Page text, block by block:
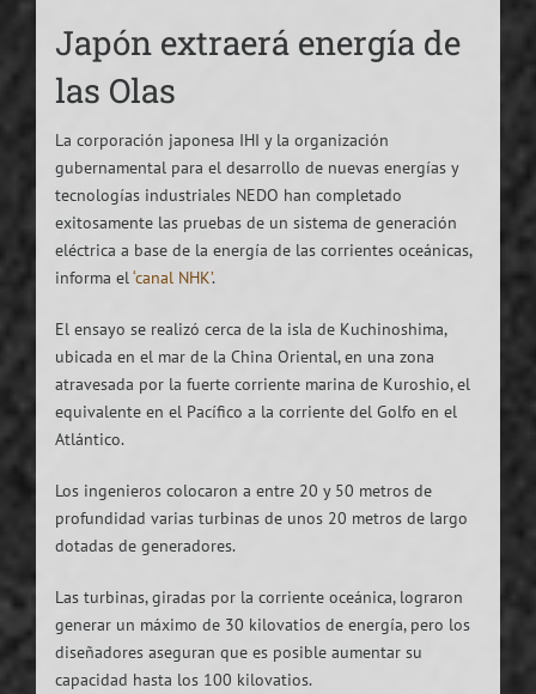
Japón extraerá energía de
las Olas
La corporación japonesa IHI y la organización
gubernamental para el desarrollo de nuevas energías y
tecnologías industriales NEDO han completado
exitosamente las pruebas de un sistema de generación
eléctrica a base de la energía de las corrientes oceánicas,
informa el‘canal NHK’.
El ensayo se realizó cerca de la isla de Kuchinoshima,
ubicada en el mar de la China Oriental, en una zona
atravesada por la fuerte corriente marina de Kuroshio, el
equivalente en el Pacífico a la corriente del Golfo en el
Atlántico.
Los ingenieros colocaron a entre 20 y 50 metros de
profundidad varias turbinas de unos 20 metros de largo
dotadas de generadores.
Las turbinas, giradas por la corriente oceánica, lograron
generar un máximo de 30 kilovatios de energía, pero los
diseñadores aseguran que es posible aumentar su
capacidad hasta los 100 kilovatios.